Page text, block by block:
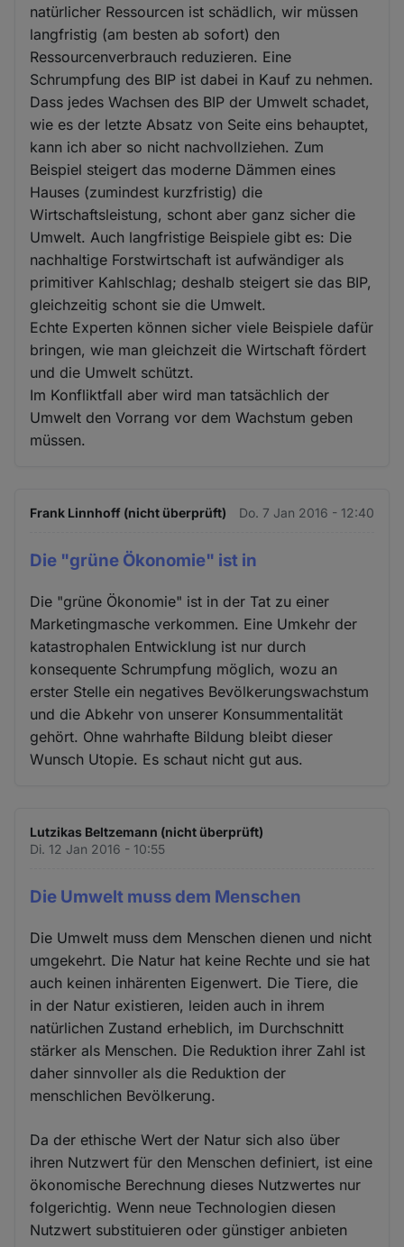
natürlicher Ressourcen ist schädlich, wir müssen
langfristig (am besten ab sofort) den
Ressourcenverbrauch reduzieren. Eine
Schrumpfung des BIP ist dabei in Kauf zu nehmen.
Dass jedes Wachsen des BIP der Umwelt schadet,
wie es der letzte Absatz von Seite eins behauptet,
kann ich aber so nicht nachvollziehen. Zum
Beispiel steigert das moderne Dämmen eines
Hauses (zumindest kurzfristig) die
Wirtschaftsleistung, schont aber ganz sicher die
Umwelt. Auch langfristige Beispiele gibt es: Die
nachhaltige Forstwirtschaft ist aufwändiger als
primitiver Kahlschlag; deshalb steigert sie das BIP,
gleichzeitig schont sie die Umwelt.
Echte Experten können sicher viele Beispiele dafür
bringen, wie man gleichzeit die Wirtschaft fördert
und die Umwelt schützt.
Im Konfliktfall aber wird man tatsächlich der
Umwelt den Vorrang vor dem Wachstum geben
müssen.
Frank Linnhoff (nicht überprüft) Do. 7 Jan 2016 - 12:40
Die "grüne Ökonomie" ist in
Die "grüne Ökonomie" ist in der Tat zu einer
Marketingmasche verkommen. Eine Umkehr der
katastrophalen Entwicklung ist nur durch
konsequente Schrumpfung möglich, wozu an
erster Stelle ein negatives Bevölkerungswachstum
und die Abkehr von unserer Konsummentalität
gehört. Ohne wahrhafte Bildung bleibt dieser
Wunsch Utopie. Es schaut nicht gut aus.
Lutzikas Beltzemann (nicht überprüft)
Di. 12 Jan 2016 - 10:55
Die Umwelt muss dem Menschen
Die Umwelt muss dem Menschen dienen und nicht
umgekehrt. Die Natur hat keine Rechte und sie hat
auch keinen inhärenten Eigenwert. Die Tiere, die
in der Natur existieren, leiden auch in ihrem
natürlichen Zustand erheblich, im Durchschnitt
stärker als Menschen. Die Reduktion ihrer Zahl ist
daher sinnvoller als die Reduktion der
menschlichen Bevölkerung.
Da der ethische Wert der Natur sich also über
ihren Nutzwert für den Menschen definiert, ist eine
ökonomische Berechnung dieses Nutzwertes nur
folgerichtig. Wenn neue Technologien diesen
Nutzwert substituieren oder günstiger anbieten